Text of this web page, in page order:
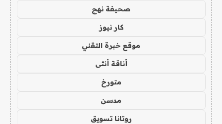
صحيفة نهج
كار نيوز
موقع خبرة التقني
أناقة أنثى
متورخ
مدسن
روتانا تسويق